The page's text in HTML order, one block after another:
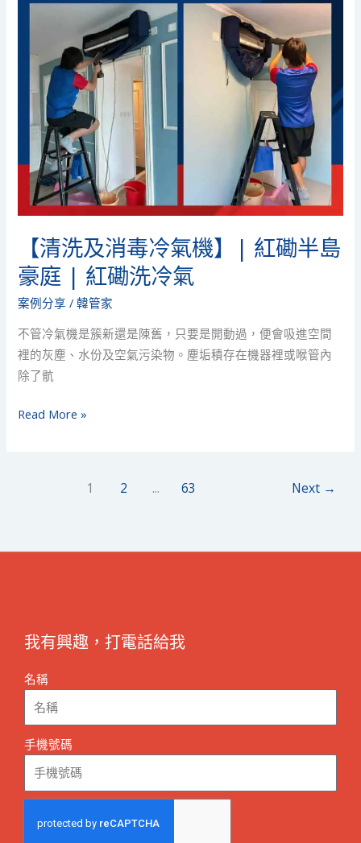
【清洗及消毒冷氣機】| 紅磡半島
豪庭 | 紅磡洗冷氣
案例分享 /韓管家
不管冷氣機是簇新還是陳舊，只要是開動過，便會吸進空間
裡的灰塵、水份及空氣污染物。塵垢積存在機器裡或喉管內
除了骯
冷
庭
紅
冷
氣
Read More »
1 2 ... 63 Next →
我有興趣，打電話給我
名稱
手機號碼